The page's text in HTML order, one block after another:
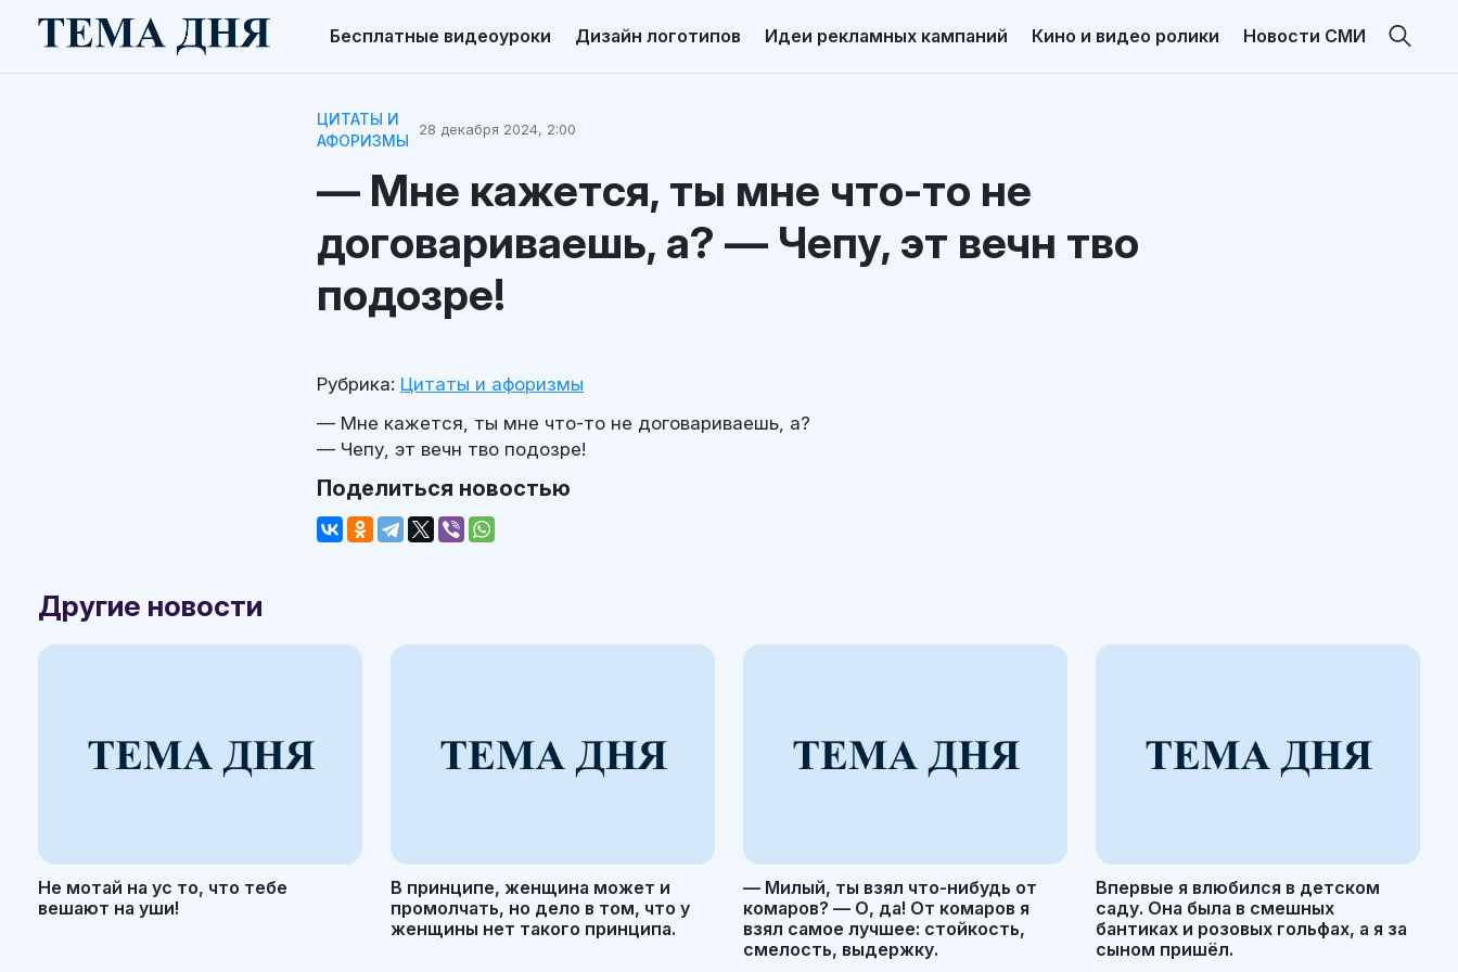
Бесплатные видеоуроки Дизайн логотипов Идеи рекламных кампаний Кино и видео ролики Новости СМИ
ЦИТАТЫ И
АФОРИЗМЫ
28 декабря 2024, 2:00
— Мне кажется, ты мне что-то не
договариваешь, а? — Чепу, эт вечн тво
подозре!
Рубрика: Цитаты и афоризмы
— Мне кажется, ты мне что-то не договариваешь, а?
— Чепу, эт вечн тво подозре!
Поделиться новостью
Другие новости
Не мотай на ус то, что тебе
вешают на уши!
В принципе, женщина может и
промолчать, но дело в том, что у
женщины нет такого принципа.
— Милый, ты взял что-нибудь от
комаров? — О, да! От комаров я
взял самое лучшее: стойкость,
смелость, выдержку.
Впервые я влюбился в детском
саду. Она была в смешных
бантиках и розовых гольфах, а я за
сыном пришёл.